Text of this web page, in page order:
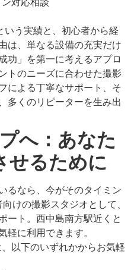
いう実績と、初心者から経
は、単なる設備の充実だけ
功」を第一に考えるアプロ
トのニーズに合わせた撮影
による丁寧なサポート、そ
多くのリピーターを生み出
へ：あなた
せるために
るなら、今がそのタイミン
けの撮影スタジオとして、
ート。西中島南方駅近くと
軽に利用できます。
以下のいずれかからお気軽